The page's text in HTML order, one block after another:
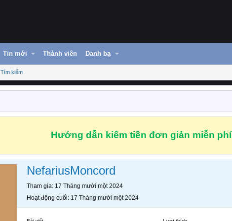
Tin mới Thành viên Danh bạ
Tìm kiếm
Hướng dẫn kiếm tiền đơn giản miễn phí
NefariusMoncord
Tham gia 17 Tháng mười một 2024
Hoạt động cuối 17 Tháng mười một 2024